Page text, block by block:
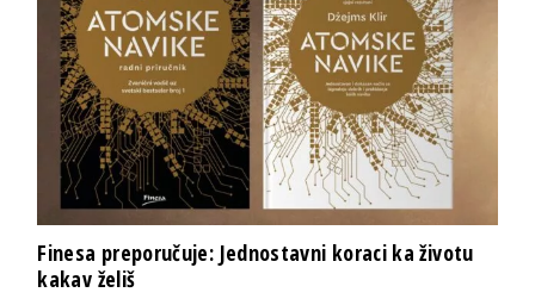
Finesa preporučuje: Jednostavni koraci ka životu
kakav želiš